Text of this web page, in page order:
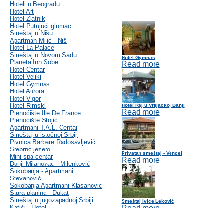
Hoteli u Beogradu
Hotel Art
Hotel Zlatnik
Hotel Putujući glumac
Smeštaj u Nišu
Apartman Milić - Niš
Hotel La Palace
Smeštaj u Novom Sadu
Planeta Inn Sobe
Hotel Centar
Hotel Veliki
Hotel Gymnas
Hotel Aurora
Hotel Vigor
Hotel Rimski
Prenoćište Ille De France
Prenoćište Stojić
Apartmani T.A.L. Centar
Smeštaj u istočnoj Srbiji
Pivnica Barbare Radosavljević
Srebrno jezero
Mini spa centar
Donji Milanovac - Milenković
Sokobanja - Apartmani
Stevanović
Sokobanja Apartmani Klasanovic
Stara planina - Dukat
Smeštaj u jugozapadnoj Srbiji
Hotel Gymnas
Read more
Hotel Raj u Vrnjackoj Banji
Read more
Privatan smeštaj - Vencel
Read more
Smeštaj Ivice Leković